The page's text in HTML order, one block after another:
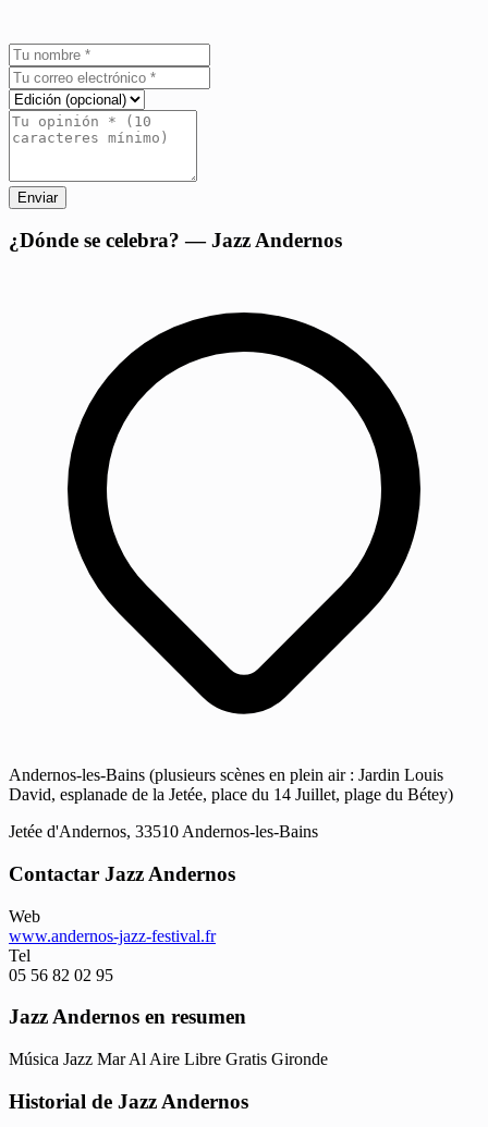
Enviar
¿Dónde se celebra? — Jazz Andernos
Andernos-les-Bains (plusieurs scènes en plein air : Jardin Louis
David, esplanade de la Jetée, place du 14 Juillet, plage du Bétey)
Jetée d'Andernos, 33510 Andernos-les-Bains
Contactar Jazz Andernos
Web
www.andernos-jazz-festival.fr
Tel
05 56 82 02 95
Jazz Andernos en resumen
Música Jazz Mar Al Aire Libre Gratis Gironde
Historial de Jazz Andernos